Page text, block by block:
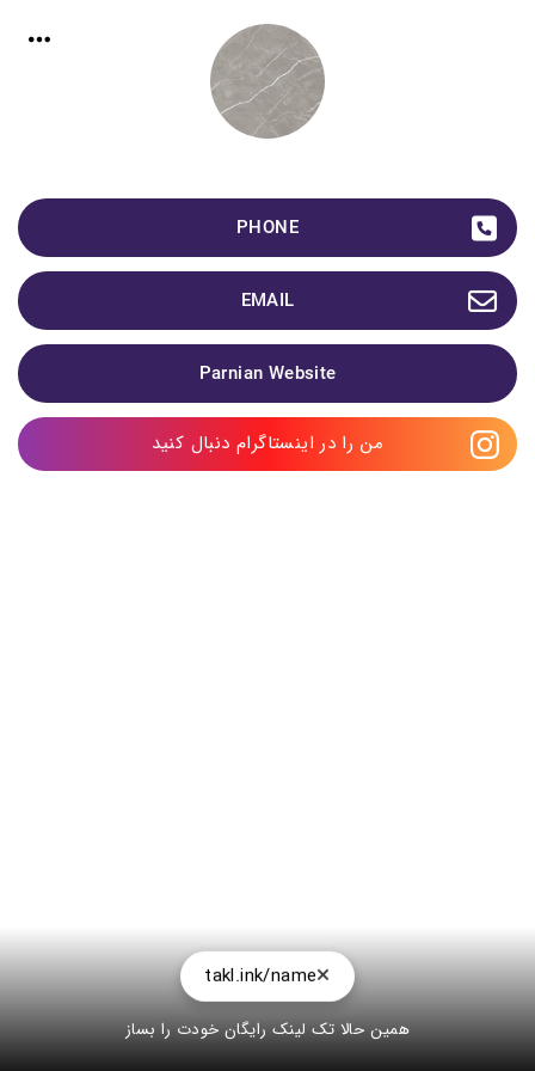
PHONE
EMAIL
Parnian Website
من را در اینستاگرام دنبال کنید
takl.ink/name
همین حالا تک لینک رایگان خودت را بساز